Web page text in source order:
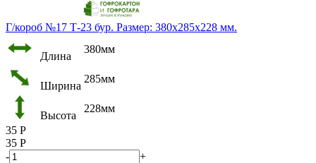
Г/короб №17 Т-23 бур. Размер: 380х285х228 мм.
Длина
380мм
Ширина
285мм
Высота
228мм
35 Р
35 Р
-
+